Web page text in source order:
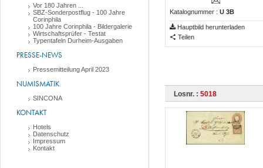
Vor 180 Jahren ...
SBZ-Sonderpostflug - 100 Jahre
Corinphila
100 Jahre Corinphila - Bildergalerie
Wirtschaftsprüfer - Testat
Typentafeln Durheim-Ausgaben
PRESSE-NEWS
Pressemitteilung April 2023
NUMISMATIK
SINCONA
KONTAKT
Hotels
Datenschutz
Impressum
Kontakt
Katalognummer : U 3B
Hauptbild herunterladen
Teilen
Losnr. : 5018